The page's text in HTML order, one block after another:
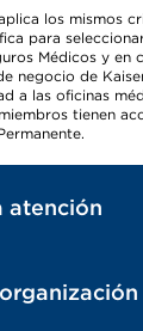
los mismos
para
Médicos y en
negocio de
a las oficinas
tienen
atención